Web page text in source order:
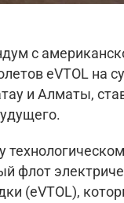
с
eVTOL на
и Алматы,
флот
(eVTOL),